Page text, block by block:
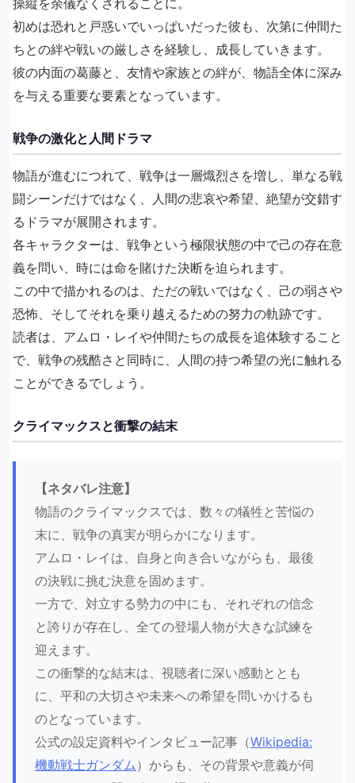
操縦を余儀なくされることに。
初めは恐れと戸惑いでいっぱいだった彼も、次第に仲間た
ちとの絆や戦いの厳しさを経験し、成長していきます。
彼の内面の葛藤と、友情や家族との絆が、物語全体に深み
を与える重要な要素となっています。
戦争の激化と人間ドラマ
物語が進むにつれて、戦争は一層熾烈さを増し、単なる戦
闘シーンだけではなく、人間の悲哀や希望、絶望が交錯す
るドラマが展開されます。
各キャラクターは、戦争という極限状態の中で己の存在意
義を問い、時には命を賭けた決断を迫られます。
この中で描かれるのは、ただの戦いではなく、己の弱さや
恐怖、そしてそれを乗り越えるための努力の軌跡です。
読者は、アムロ・レイや仲間たちの成長を追体験すること
で、戦争の残酷さと同時に、人間の持つ希望の光に触れる
ことができるでしょう。
クライマックスと衝撃の結末
【ネタバレ注意】
物語のクライマックスでは、数々の犠牲と苦悩の
末に、戦争の真実が明らかになります。
アムロ・レイは、自身と向き合いながらも、最後
の決戦に挑む決意を固めます。
一方で、対立する勢力の中にも、それぞれの信念
と誇りが存在し、全ての登場人物が大きな試練を
迎えます。
この衝撃的な結末は、視聴者に深い感動ととも
に、平和の大切さや未来への希望を問いかけるも
のとなっています。
公式の設定資料やインタビュー記事（Wikipedia:
機動戦士ガンダム）からも、その背景や意義が伺